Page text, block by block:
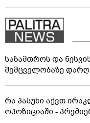
საზამთროს და
შემცველობაზე
რა პასუხი აქვთ
ოპოზიციაში -